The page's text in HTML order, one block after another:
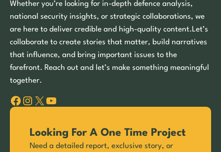
Whether you’re looking for in-depth defence analysis,
national security insights, or strategic collaborations, we
are here to deliver credible and high-quality content.Let’s
collaborate to create stories that matter, build narratives
that influence, and bring important issues to the
forefront. Reach out and let’s make something meaningful
together.
Facebook Instagram X YouTube
Looking For A One Time Project
Need a detailed report, exclusive story, or